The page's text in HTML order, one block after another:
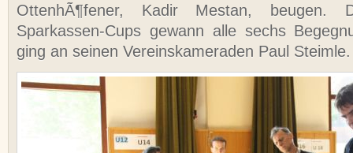
OttenhÃ¶fener, Kadir Mestan, beugen.
Sparkassen-Cups gewann alle sechs
ging an seinen Vereinskameraden Paul Steimle.